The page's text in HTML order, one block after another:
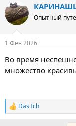
к
ц
и
Опытный
1 Фев 2026
Во время
множество
Р
е
Das Ich